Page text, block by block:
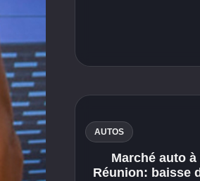
AUTOS
Marché auto
Réunion: baisse